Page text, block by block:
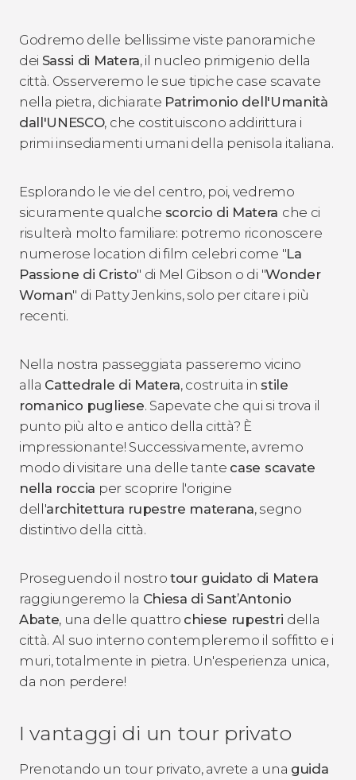
Godremo delle bellissime viste panoramiche
dei Sassi di Matera, il nucleo primigenio della
città. Osserveremo le sue tipiche case scavate
nella pietra, dichiarate Patrimonio dell'Umanità
dall'UNESCO, che costituiscono addirittura i
primi insediamenti umani della penisola italiana.
Esplorando le vie del centro, poi, vedremo
sicuramente qualche scorcio di Matera che ci
risulterà molto familiare: potremo riconoscere
numerose location di film celebri come "La
Passione di Cristo" di Mel Gibson o di "Wonder
Woman" di Patty Jenkins, solo per citare i più
recenti.
Nella nostra passeggiata passeremo vicino
alla Cattedrale di Matera, costruita in stile
romanico pugliese. Sapevate che qui si trova il
punto più alto e antico della città? È
impressionante! Successivamente, avremo
modo di visitare una delle tante case scavate
nella roccia per scoprire l'origine
dell'architettura rupestre materana, segno
distintivo della città.
Proseguendo il nostro tour guidato di Matera
raggiungeremo la Chiesa di Sant’Antonio
Abate, una delle quattro chiese rupestri della
città. Al suo interno contempleremo il soffitto e i
muri, totalmente in pietra. Un'esperienza unica,
da non perdere!
I vantaggi di un tour privato
Prenotando un tour privato, avrete a una guida